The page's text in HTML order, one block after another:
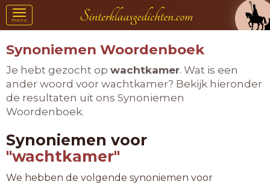
Toggle
navigation
menu
Synoniemen Woordenboek
Je hebt gezocht op wachtkamer. Wat is een
ander woord voor wachtkamer? Bekijk hieronder
de resultaten uit ons Synoniemen
Woordenboek.
Synoniemen voor
"wachtkamer"
We hebben de volgende synoniemen voor